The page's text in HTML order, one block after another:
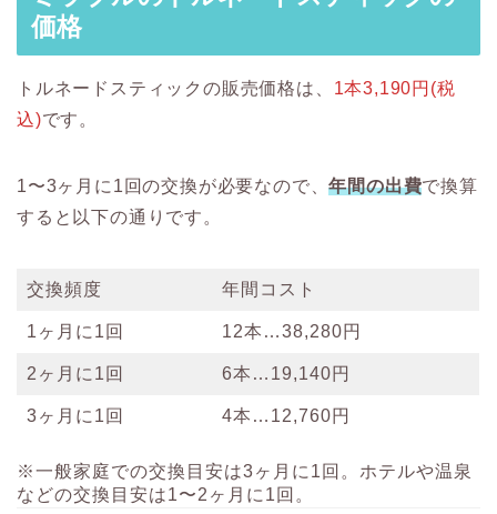
価格
トルネードスティックの販売価格は、 1本3,190円(税
込)です。
1〜3ヶ月に1回の交換が必要なので、年間の出費で換算
すると以下の通りです。
交換頻度 年間コスト
1ヶ月に1回 12本…38,280円
2ヶ月に1回 6本…19,140円
3ヶ月に1回 4本…12,760円
※一般家庭での交換目安は3ヶ月に1回。ホテルや温泉
などの交換目安は1〜2ヶ月に1回。